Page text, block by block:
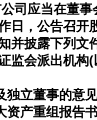
应当在董事
日，公告召开
并披露下列文
监会派出机构
立董事的意
产重组报告